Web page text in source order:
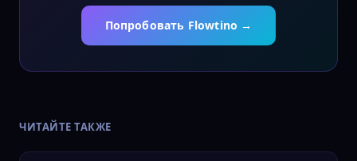
Попробовать Flowtino →
ЧИТАЙТЕ ТАКЖЕ